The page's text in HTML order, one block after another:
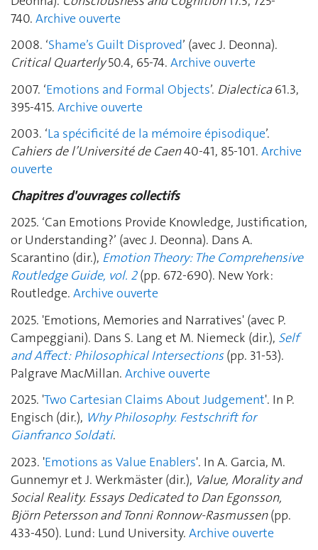
740. Archive ouverte
2008. ‘Shame’s Guilt Disproved’ (avec J. Deonna).
Critical Quarterly50.4, 65-74. Archive ouverte
2007. ‘Emotions and Formal Objects’. Dialectica61.3,
395-415. Archive ouverte
2003. ‘La spécificité de la mémoire épisodique’.
Cahiers de l’Université de Caen40-41, 85-101. Archive
ouverte
Chapitres d'ouvrages collectifs
2025. ‘Can Emotions Provide Knowledge, Justification,
or Understanding?’ (avec J. Deonna). Dans A.
Scarantino (dir.), Emotion Theory: The Comprehensive
Routledge Guide, vol. 2(pp. 672-690). New York:
Routledge. Archive ouverte
2025. 'Emotions, Memories and Narratives' (avec P.
Campeggiani). Dans S. Lang et M. Niemeck (dir.), Self
and Affect: Philosophical Intersections(pp. 31-53).
Palgrave MacMillan. Archive ouverte
2025. 'Two Cartesian Claims About Judgement'. In P.
Engisch (dir.), Why Philosophy. Festschrift for
Gianfranco Soldati.
2023. 'Emotions as Value Enablers'. In A. Garcia, M.
Gunnemyr et J. Werkmäster (dir.), Value, Morality and
Social Reality. Essays Dedicated to Dan Egonsson,
Björn Petersson and Tonni Ronnow-Rasmussen(pp.
433-450). Lund: Lund University. Archive ouverte